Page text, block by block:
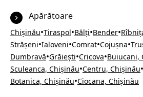
Apărătoare
Chișinău•Tiraspol•Bălți•Bender•
Strășeni•Ialoveni•Comrat•Cojușna•
Dumbravă•Grăiești•Cricova•Buiucani,
Sculeanca, Chișinău•Centru, Chișinău•
Botanica, Chișinău•Ciocana, Chișinău